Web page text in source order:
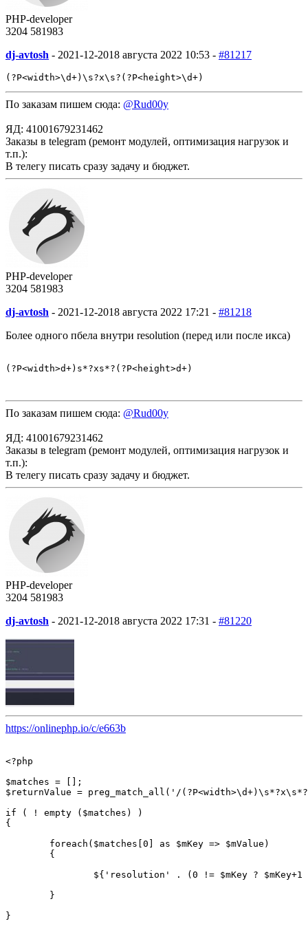
PHP-developer
3204 581983
dj-avtosh - 2021-12-2018 августа 2022 10:53 - #81217
(?P<width>\d+)\s?x\s?(?P<height>\d+)
По заказам пишем сюда: @Rud00y
ЯД: 41001679231462
Заказы в telegram (ремонт модулей, оптимизация нагрузок и
т.п.):
В телегу писать сразу задачу и бюджет.
PHP-developer
3204 581983
dj-avtosh - 2021-12-2018 августа 2022 17:21 - #81218
Более одного пбела внутри resolution (перед или после икса)
(?P<width>d+)s*?xs*?(?P<height>d+)
По заказам пишем сюда: @Rud00y
ЯД: 41001679231462
Заказы в telegram (ремонт модулей, оптимизация нагрузок и
т.п.):
В телегу писать сразу задачу и бюджет.
PHP-developer
3204 581983
dj-avtosh - 2021-12-2018 августа 2022 17:31 - #81220
https://onlinephp.io/c/e663b
<?php
$matches = [];
$returnValue = preg_match_all('/
if ( ! empty ($matches) )
{
}